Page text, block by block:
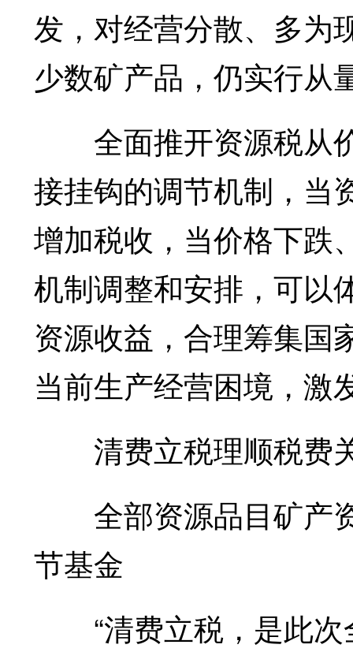
发，对经营分散、多为
少数矿产品，仍实行从
全面推开资源税从
接挂钩的调节机制，当
增加税收，当价格下跌
机制调整和安排，可以
资源收益，合理筹集国
当前生产经营困境，激
清费立税理顺税费
全部资源品目矿产
节基金
“清费立税，是此次